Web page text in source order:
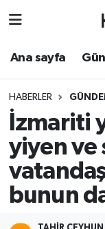
Ana sayfa
HABERLER
İzmariti
yiyen ve
bunun
Ana sayfa
Ekonomi
Sağlık
Spor
Eskişehir
Eskişehir
Eskişehir
Süper Lig